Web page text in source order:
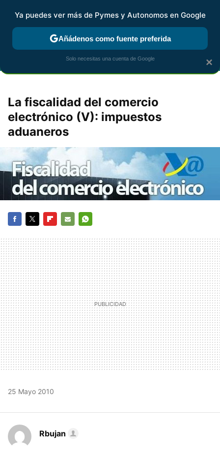
FISCALIDAD Y CONTABILIDAD KIT DIGITAL RENTA
La fiscalidad del comercio
electrónico (V): impuestos
aduaneros
MAIL
25 Mayo 2010
Rbujan
×
Ya puedes ver más de Pymes y Autonomos en Google
Añádenos como fuente preferida
Solo necesitas una cuenta de Google